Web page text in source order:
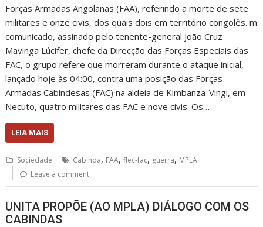
Forças Armadas Angolanas (FAA), referindo a morte de sete
militares e onze civis, dos quais dois em território congolês. m
comunicado, assinado pelo tenente-general João Cruz
Mavinga Lúcifer, chefe da Direcção das Forças Especiais das
FAC, o grupo refere que morreram durante o ataque inicial,
lançado hoje às 04:00, contra uma posição das Forças
Armadas Cabindesas (FAC) na aldeia de Kimbanza-Vingi, em
Necuto, quatro militares das FAC e nove civis. Os…
LEIA MAIS
Sociedade Cabinda, FAA,flec-fac, guerra, MPLA
Leave a comment
UNITA PROPÕE (AO MPLA) DIÁLOGO COM OS
CABINDAS